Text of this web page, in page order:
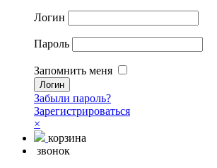
Логин
Пароль
Запомнить меня
Забыли пароль?
Зарегистрироваться
×
корзина
звонок